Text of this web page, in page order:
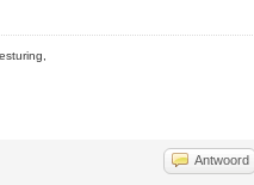
Antwoord